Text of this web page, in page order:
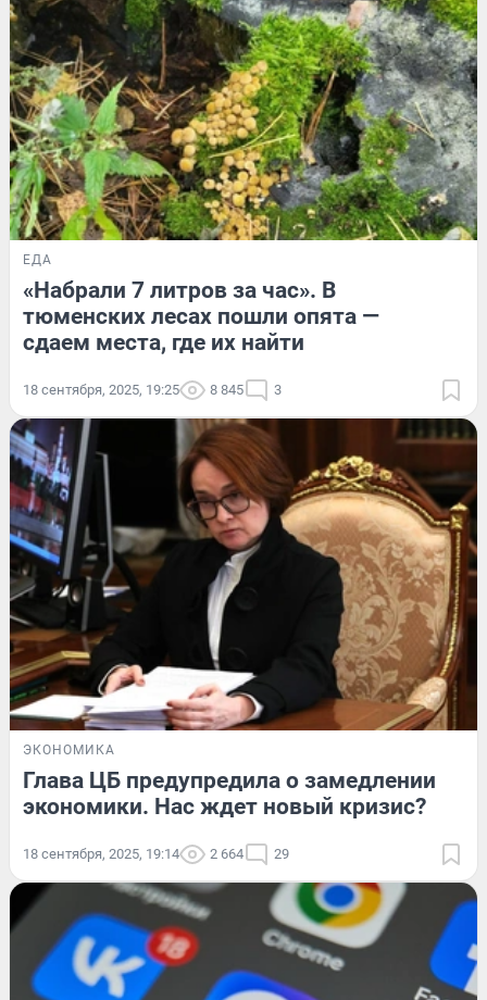
ЕДА
«Набрали 7 литров за час». В
тюменских лесах пошли опята —
сдаем места, где их найти
18 сентября, 2025, 19:25 8 845 3
ЭКОНОМИКА
Глава ЦБ предупредила о замедлении
экономики. Нас ждет новый кризис?
18 сентября, 2025, 19:14 2 664 29